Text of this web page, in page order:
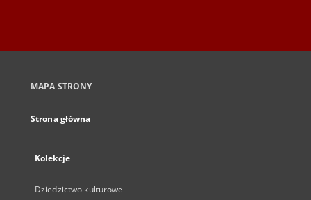
MAPA STRONY
Strona główna
Kolekcje
Dziedzictwo kulturowe